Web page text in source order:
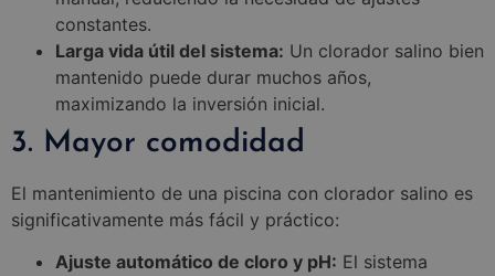
constantes.
Larga vida útil del sistema: Un clorador salino bien
mantenido puede durar muchos años,
maximizando la inversión inicial.
3. Mayor comodidad
El mantenimiento de una piscina con clorador salino es
significativamente más fácil y práctico:
Ajuste automático de cloro y pH: El sistema